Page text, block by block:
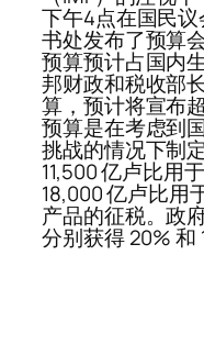
下午4点在国民
书处发布了预算
预算预计占国内
邦财政和税收部
算，预计将宣布
预算是在考虑到
挑战的情况下制
11,500 亿卢比用
18,000 亿卢比用
产品的征税。政
分别获得 20% 和